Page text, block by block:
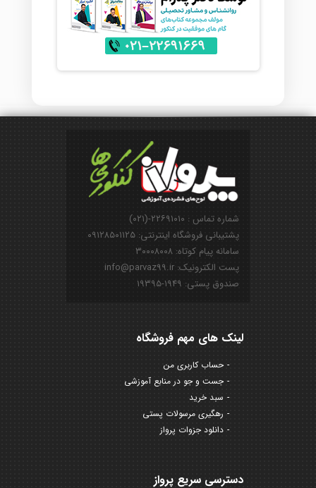
شماره تماس : ۲۲۶۹۱۰۱۰-(۰۲۱)
پشتیبانی فروشگاه اینترنتی: ۰۹۱۲۸۵۰۱۱۲۵
سامانه پیام کوتاه: ۳۰۰۰۸۰۰۸
پست الکترونیک: info@parvaz99.ir
صندوق پستی: ۱۹۴۹-۱۹۳۹۵
لینک های مهم فروشگاه
حساب کاربری من
جست و جو در منابع آموزشی
سبد خرید
رهگیری مرسولات پستی
دانلود جزوات پرواز
دسترسی سریع پرواز